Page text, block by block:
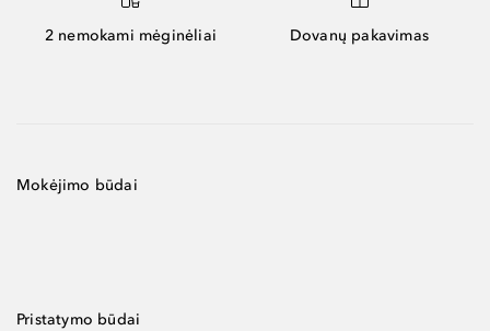
2 nemokami mėginėliai Dovanų pakavimas
Mokėjimo būdai
Pristatymo būdai